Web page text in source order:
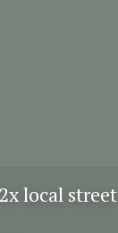
local street